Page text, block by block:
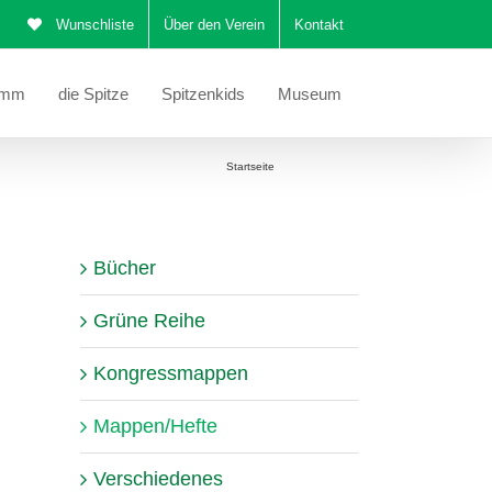
Wunschliste Über den Verein Kontakt
die Spitze Spitzenkids Museum
Startseite
Bücher
Grüne Reihe
Kongressmappen
Mappen/Hefte
Verschiedenes